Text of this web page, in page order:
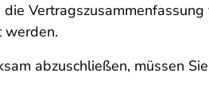
die
werden.
abzuschließen, müssen